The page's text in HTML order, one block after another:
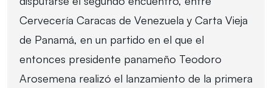
Cervecería Caracas de Venezuela y Carta Vieja
de Panamá, en un partido en el que el
entonces presidente panameño Teodoro
Arosemena realizó el lanzamiento de la primera